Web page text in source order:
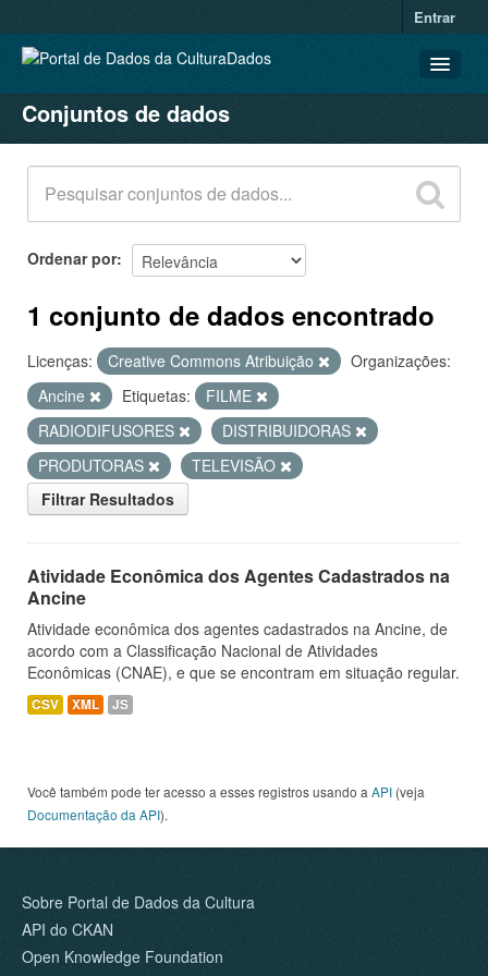
Entrar
CONJUNTOS DE DADOS
ORGANIZAÇÕES
GRUPOS
SOBRE
Conjuntos de dados
Ordenar por
1 conjunto de dados encontrado
Licenças: Creative Commons Atribuição
Organizações:
Ancine
Etiquetas:
FILME
RADIODIFUSORES
DISTRIBUIDORAS
PRODUTORAS
TELEVISÃO
Filtrar Resultados
Atividade Econômica dos Agentes Cadastrados na
Ancine
Atividade econômica dos agentes cadastrados na Ancine, de
acordo com a Classificação Nacional de Atividades
Econômicas (CNAE), e que se encontram em situação regular.
CSV XML JS
Você também pode ter acesso a esses registros usando a API (veja
Documentação da API).
Sobre Portal de Dados da Cultura
API do CKAN
Open Knowledge Foundation